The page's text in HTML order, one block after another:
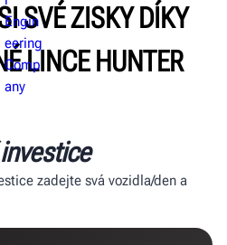
ŠKOLENÍ
O SPOLEČNOSTI
SVÉ ZISKY DÍKY
LINCE HUNTER
zadejte svá vozidla/den a